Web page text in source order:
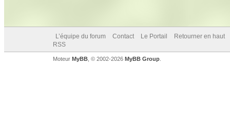
L’équipe du forum Contact Le Portail
Retourner en haut
RSS
Moteur MyBB , © 2002-2026 MyBB Group